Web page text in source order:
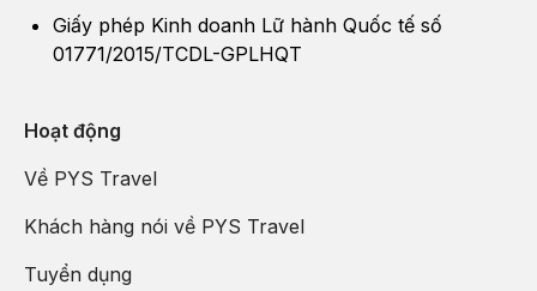
Giấy phép Kinh doanh Lữ hành Quốc tế số
01771/2015/TCDL-GPLHQT
Hoạt động
Về PYS Travel
Khách hàng nói về PYS Travel
Tuyển dụng